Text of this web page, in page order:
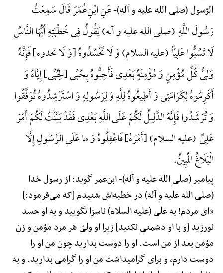
الرّسول (صلی الله علیه و آله)-عَنِ ابْنِ‌عُمَرَ قَالَ سَمِعْتُ
رَسُولَ اللَّهِ (صلی الله علیه و آله) یَقُولُ فِی خُطْبَتِهِ أَیُّهَا النَّاسُ
لَا تَسُبُّوا عَلِیّاً (علیه السلام) وَ لَا تَحْسُدُوهُ {وَ لَا تحدوه} فَإِنَّهُ
وَلِیُّ کُلِّ مُؤْمِنٍ وَ مُؤْمِنَهًٍْ بَعْدِی فَأَحِبُّوهُ بِحُبِّی {لِحُبِّی} إِیَّاهُ وَ
أَکْرِمُوهُ لِکَرَامَتِی وَ أَطِیعُوهُ لِلَّهِ وَ لِرَسُولِهِ وَ اسْتَرْشِدُوهُ تُوَفَّقُوا
وَ تُرْشَدُوا فَإِنَّهُ الدَّلِیلُ لَکُمْ عَلَی اللَّهِ بَعْدِی فَقَدْ بَیَّنْتُ لَکُمْ أَمْرَ
عَلِیٍّ (علیه السلام) {أَمْرَهُ} فَاعْقِلُوهُ وَ ما عَلَی الرَّسُولِ إِلَّا
الْبَلَاغُ الْمُبِینُ.
پیامبر (صلی الله علیه و آله)-ابن‌عمر گوید: از رسول خدا
(صلی الله علیه و آله) در خطبه‌اش شنیدم [که می‌فرمود:]
«ای مردم! به علی (علیه السلام) ناسزا نگویید و به او حسد
نورزید [و با او دشمنی نکنید] زیرا او ولیّ هر مرد مؤمن و زن
مؤمن بعد از من است. او را دوست بدارید چون من او را
دوست دارم، و برای گرامیداشت من او را گرامی بدارید. و به